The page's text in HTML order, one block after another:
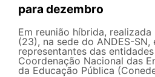
para dezembro
Em reunião híbrida,
(23), na sede do ANDES-SN,
representantes das
Coordenação Nacional das
da Educação Pública